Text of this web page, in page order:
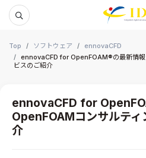
Top ソフトウェア
ennovaCFD
ennovaCFD for OpenFOAM®の最新情
ビスのご紹介
ennovaCFD for
OpenFOAMコンサルティ
介